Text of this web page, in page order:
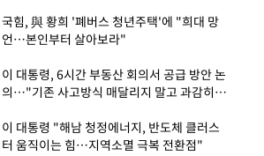
국힘, 與 황희 '폐버스 청년주택'에 "희대 망
언…본인부터 살아보라"
이 대통령, 6시간 부동산 회의서 공급 방안 논
의…"기존 사고방식 매달리지 말고 과감히
이 대통령 "해남 청정에너지, 반도체 클러스
터 움직이는 힘…지역소멸 극복 전환점"